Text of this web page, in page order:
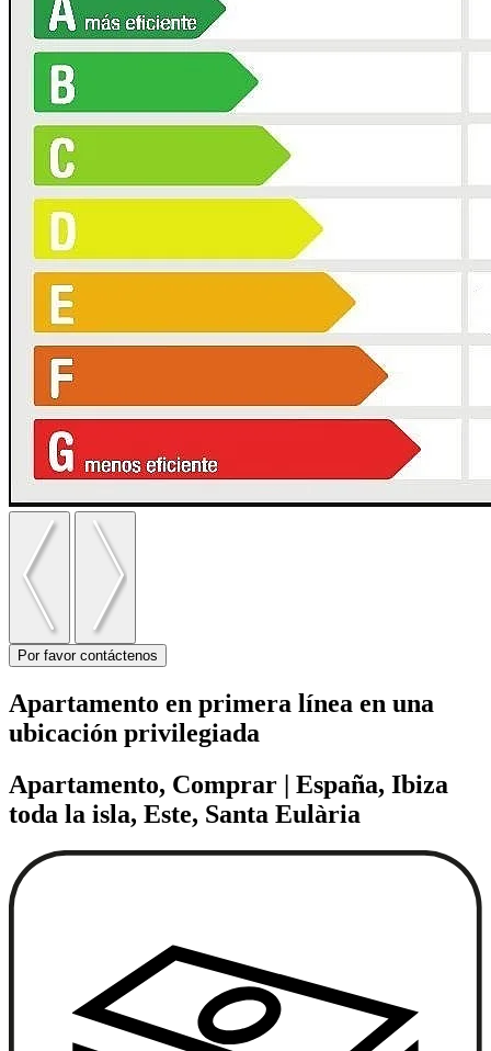
Por favor contáctenos
Apartamento en primera línea en una
ubicación privilegiada
Apartamento, Comprar | España, Ibiza
toda la isla, Este, Santa Eulària